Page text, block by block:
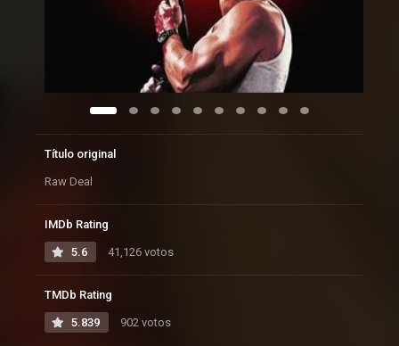
Título original
Raw Deal
IMDb Rating
5.6 41,126 votos
TMDb Rating
5.839 902 votos